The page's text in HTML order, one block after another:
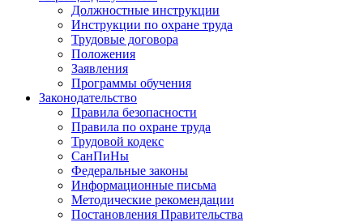
Должностные инструкции
Инструкции по охране труда
Трудовые договора
Положения
Заявления
Программы обучения
Законодательство
Правила безопасности
Правила по охране труда
Трудовой кодекс
СанПиНы
Федеральные законы
Информационные письма
Методические рекомендации
Постановления Правительства